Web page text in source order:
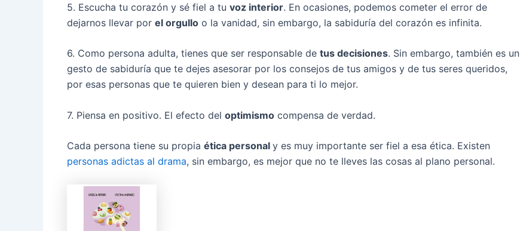
5. Escucha tu corazón y sé fiel a tu voz interior. En ocasiones, podemos cometer el error de
dejarnos llevar por el orgullo o la vanidad, sin embargo, la sabiduría del corazón es infinita.
6. Como persona adulta, tienes que ser responsable de tus decisiones. Sin embargo, también es un
gesto de sabiduría que te dejes asesorar por los consejos de tus amigos y de tus seres queridos,
por esas personas que te quieren bien y desean para ti lo mejor.
7. Piensa en positivo. El efecto del optimismo compensa de verdad.
Cada persona tiene su propia ética personal y es muy importante ser fiel a esa ética. Existen
personas adictas al drama, sin embargo, es mejor que no te lleves las cosas al plano personal.